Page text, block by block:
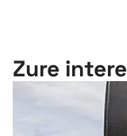
Zure